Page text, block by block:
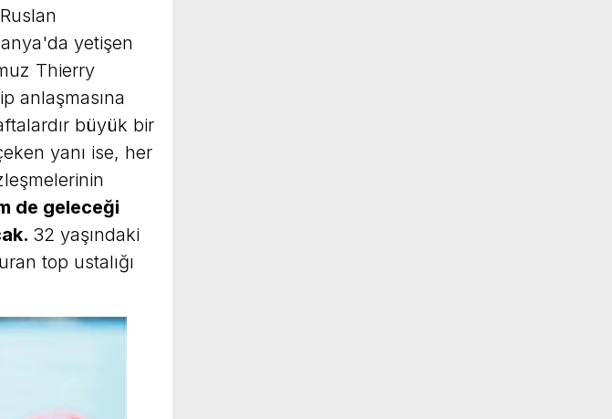
yetişen
Thierry
anlaşmasına
büyük bir
yanı ise, her
de geleceği
32 yaşındaki
top ustalığı